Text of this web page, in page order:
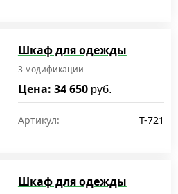
Шкаф для одежды
3 модификации
Цена: 34 650 руб.
Артикул: T-721
Шкаф для одежды